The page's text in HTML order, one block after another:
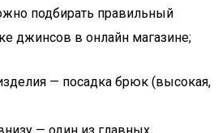
подбирать правильный
джинсов в онлайн магазине;
— посадка брюк (высокая,